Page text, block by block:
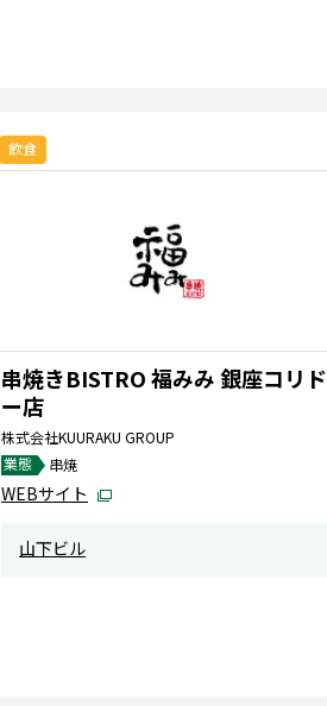
飲食
串焼きBISTRO 福みみ 銀座コリド
ー店
株式会社KUURAKU GROUP
業態
串焼
WEBサイト
山下ビル